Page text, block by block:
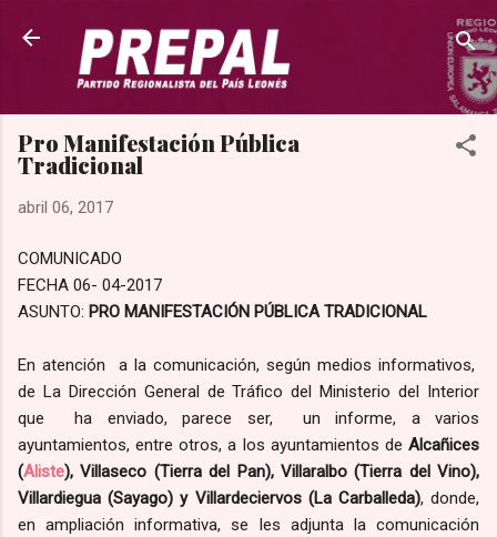
Ir al contenido principal
Pro Manifestación Pública
Tradicional
abril 06, 2017
COMUNICADO
FECHA 06- 04-2017
ASUNTO: PRO MANIFESTACIÓN PÚBLICA TRADICIONAL
En atención a la comunicación, según medios informativos,
de La Dirección General de Tráfico del Ministerio del Interior
que ha enviado, parece ser, un informe, a varios
ayuntamientos, entre otros, a los ayuntamientos de Alcañices
(Aliste), Villaseco (Tierra del Pan), Villaralbo (Tierra del Vino),
Villardiegua (Sayago) y Villardeciervos (La Carballeda), donde,
en ampliación informativa, se les adjunta la comunicación